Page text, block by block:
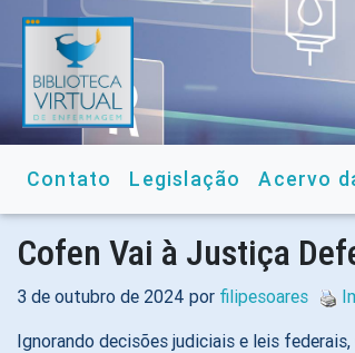
Contato Legislação Acervo
Cofen Vai à Justiça
3 de outubro de 2024 por filipesoares
Ignorando decisões judiciais e leis